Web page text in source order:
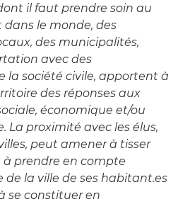
il faut prendre soin au
le monde, des
des municipalités,
avec des
la société civile, apportent à
des réponses aux
économique et/ou
La proximité avec les élus,
peut amener à tisser
à prendre en compte
de la ville de ses habitant.es
se constituer en